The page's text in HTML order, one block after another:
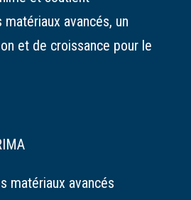
matériaux avancés, un
et de croissance pour le
matériaux avancés